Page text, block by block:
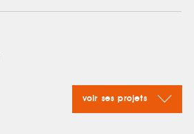
voir ses projets